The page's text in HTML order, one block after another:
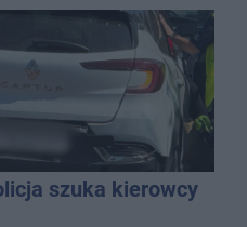
szuka kierowcy